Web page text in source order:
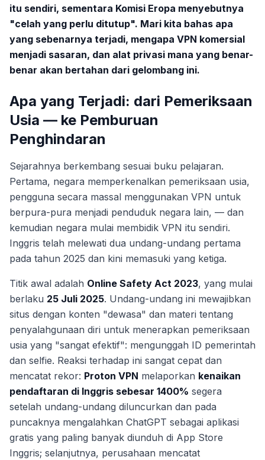
itu sendiri, sementara Komisi Eropa menyebutnya
"celah yang perlu ditutup". Mari kita bahas apa
yang sebenarnya terjadi, mengapa VPN komersial
menjadi sasaran, dan alat privasi mana yang benar-
benar akan bertahan dari gelombang ini.
Apa yang Terjadi: dari Pemeriksaan
Usia — ke Pemburuan
Penghindaran
Sejarahnya berkembang sesuai buku pelajaran.
Pertama, negara memperkenalkan pemeriksaan usia,
pengguna secara massal menggunakan VPN untuk
berpura-pura menjadi penduduk negara lain, — dan
kemudian negara mulai membidik VPN itu sendiri.
Inggris telah melewati dua undang-undang pertama
pada tahun 2025 dan kini memasuki yang ketiga.
Titik awal adalah Online Safety Act 2023, yang mulai
berlaku 25 Juli 2025. Undang-undang ini mewajibkan
situs dengan konten "dewasa" dan materi tentang
penyalahgunaan diri untuk menerapkan pemeriksaan
usia yang "sangat efektif": mengunggah ID pemerintah
dan selfie. Reaksi terhadap ini sangat cepat dan
mencatat rekor: Proton VPN melaporkan kenaikan
pendaftaran di Inggris sebesar 1400% segera
setelah undang-undang diluncurkan dan pada
puncaknya mengalahkan ChatGPT sebagai aplikasi
gratis yang paling banyak diunduh di App Store
Inggris; selanjutnya, perusahaan mencatat